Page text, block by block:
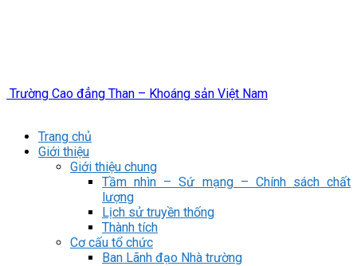
Trường Cao đẳng Than – Khoáng sản Việt Nam
Trang chủ
Giới thiệu
Giới thiệu chung
Tầm nhìn – Sứ mạng – Chính sách chất
lượng
Lịch sử truyền thống
Thành tích
Cơ cấu tổ chức
Ban Lãnh đạo Nhà trường